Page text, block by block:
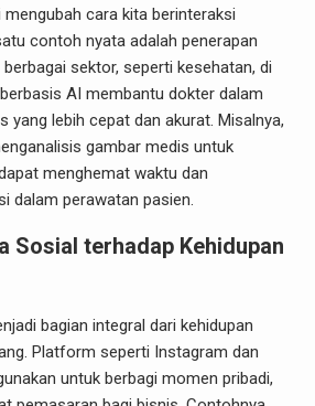
cara kita berinteraksi
contoh nyata adalah penerapan
sektor, seperti kesehatan, di
AI membantu dokter dalam
yang lebih cepat dan akurat. Misalnya,
gambar medis untuk
menghemat waktu dan
dalam perawatan pasien.
Sosial terhadap Kehidupan
bagian integral dari kehidupan
Platform seperti Instagram dan
untuk berbagi momen pribadi,